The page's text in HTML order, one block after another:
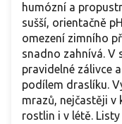
humózní a
sušší, orientačně
omezení zimního
snadno zahnívá. V
pravidelné zálivce
podílem draslíku.
mrazů, nejčastěji v
rostlin i v létě.